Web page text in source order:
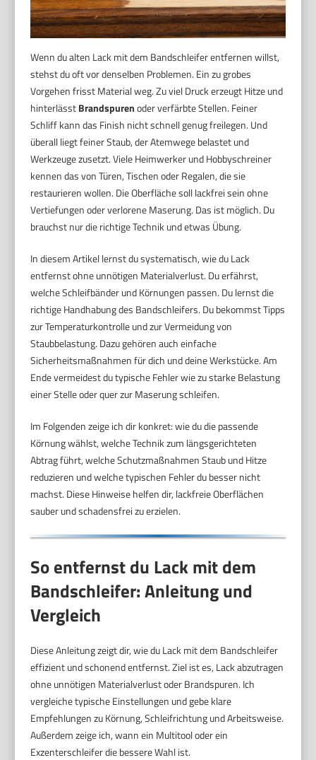
Wenn du alten Lack mit dem Bandschleifer entfernen willst,
stehst du oft vor denselben Problemen. Ein zu grobes
Vorgehen frisst Material weg. Zu viel Druck erzeugt Hitze und
hinterlässtBrandspurenoder verfärbte Stellen. Feiner
Schliff kann das Finish nicht schnell genug freilegen. Und
überall liegt feiner Staub, der Atemwege belastet und
Werkzeuge zusetzt. Viele Heimwerker und Hobbyschreiner
kennen das von Türen, Tischen oder Regalen, die sie
restaurieren wollen. Die Oberfläche soll lackfrei sein ohne
Vertiefungen oder verlorene Maserung. Das ist möglich. Du
brauchst nur die richtige Technik und etwas Übung.
In diesem Artikel lernst du systematisch, wie du Lack
entfernst ohne unnötigen Materialverlust. Du erfährst,
welche Schleifbänder und Körnungen passen. Du lernst die
richtige Handhabung des Bandschleifers. Du bekommst Tipps
zur Temperaturkontrolle und zur Vermeidung von
Staubbelastung. Dazu gehören auch einfache
Sicherheitsmaßnahmen für dich und deine Werkstücke. Am
Ende vermeidest du typische Fehler wie zu starke Belastung
einer Stelle oder quer zur Maserung schleifen.
Im Folgenden zeige ich dir konkret: wie du die passende
Körnung wählst, welche Technik zum längsgerichteten
Abtrag führt, welche Schutzmaßnahmen Staub und Hitze
reduzieren und welche typischen Fehler du besser nicht
machst. Diese Hinweise helfen dir, lackfreie Oberflächen
sauber und schadensfrei zu erzielen.
So entfernst du Lack mit dem
Bandschleifer: Anleitung und
Vergleich
Diese Anleitung zeigt dir, wie du Lack mit dem Bandschleifer
effizient und schonend entfernst. Ziel ist es, Lack abzutragen
ohne unnötigen Materialverlust oder Brandspuren. Ich
vergleiche typische Einstellungen und gebe klare
Empfehlungen zu Körnung, Schleifrichtung und Arbeitsweise.
Außerdem zeige ich, wann ein Multitool oder ein
Exzenterschleifer die bessere Wahl ist.